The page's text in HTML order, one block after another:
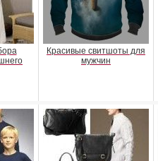
Красивые свитшоты для
мужчин